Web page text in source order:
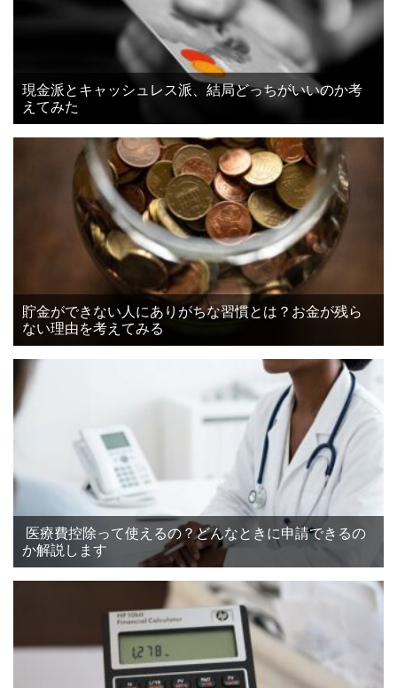
現金派とキャッシュレス派、結局どっちがいいのか考
えてみた
貯金ができない人にありがちな習慣とは？お金が残ら
ない理由を考えてみる
医療費控除って使えるの？どんなときに申請できるの
か解説します